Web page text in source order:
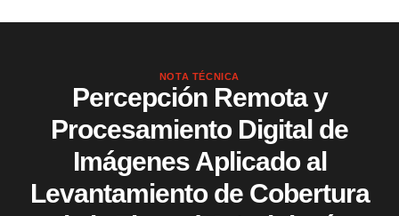
NOTA TÉCNICA
Percepción Remota y
Procesamiento Digital de
Imágenes Aplicado al
Levantamiento de Cobertura